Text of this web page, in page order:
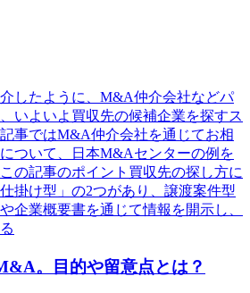
したように、M&A仲介会社などパ
いよいよ買収先の候補企業を探すス
事ではM&A仲介会社を通じてお相
ついて、日本M&Aセンターの例を
の記事のポイント買収先の探し方に
掛け型」の2つがあり、譲渡案件型
企業概要書を通じて情報を開示し、
。目的や留意点とは？